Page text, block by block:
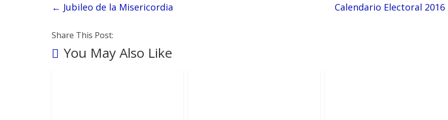
← Jubileo de la Misericordia Calendario Electoral 2016
Share This Post:
You May Also Like